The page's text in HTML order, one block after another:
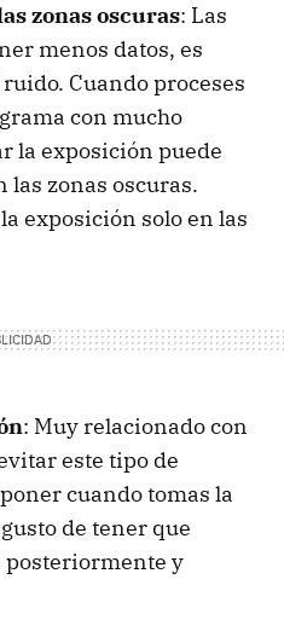
zonas oscuras: Las
menos datos, es
Cuando proceses
con mucho
la exposición puede
las zonas oscuras.
exposición solo en las
: Muy relacionado con
este tipo de
cuando tomas la
de tener que
y